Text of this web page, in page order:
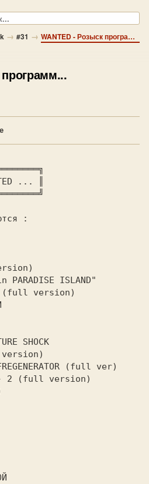
→ #31 → WANTED - Розыск программ...
...
ISLAND"
(full version)
SHOCK
version)
(full ver)
- 2 (full version)